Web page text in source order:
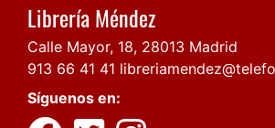
Librería Méndez
Calle Mayor, 18, 28013 Madrid
913 66 41 41
Síguenos en: